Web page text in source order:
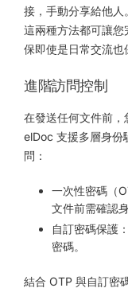
接，手動分享給他人。
這兩種方法都可讓
保即使是日常交流也
進階訪問控制
在發送任何文件前，
elDoc 支援多層身份
問：
一次性密碼（
文件前需確認身
自訂密碼保護
密碼。
結合 OTP 與自訂密